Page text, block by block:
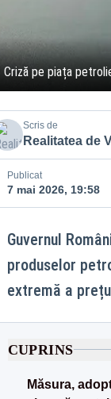
Criză pe piața
Scris de
Realitatea de
Publicat
7 mai 2026, 19:58
Guvernul
produselor
extremă a
CUPRINS
Măsura,